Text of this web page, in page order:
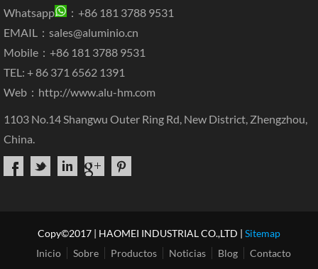
Whatsapp
：+86 181 3788 9531
EMAIL： sales@aluminio.cn
Mobile：+86 181 3788 9531
TEL: + 86 371 6562 1391
Web： http://www.alu-hm.com
1103 No.14 Shangwu Outer Ring Rd, New District, Zhengzhou,
China.
Copy©2017 | HAOMEI INDUSTRIAL CO.,LTD | Sitemap
Inicio
Sobre Productos Noticias Blog Contacto